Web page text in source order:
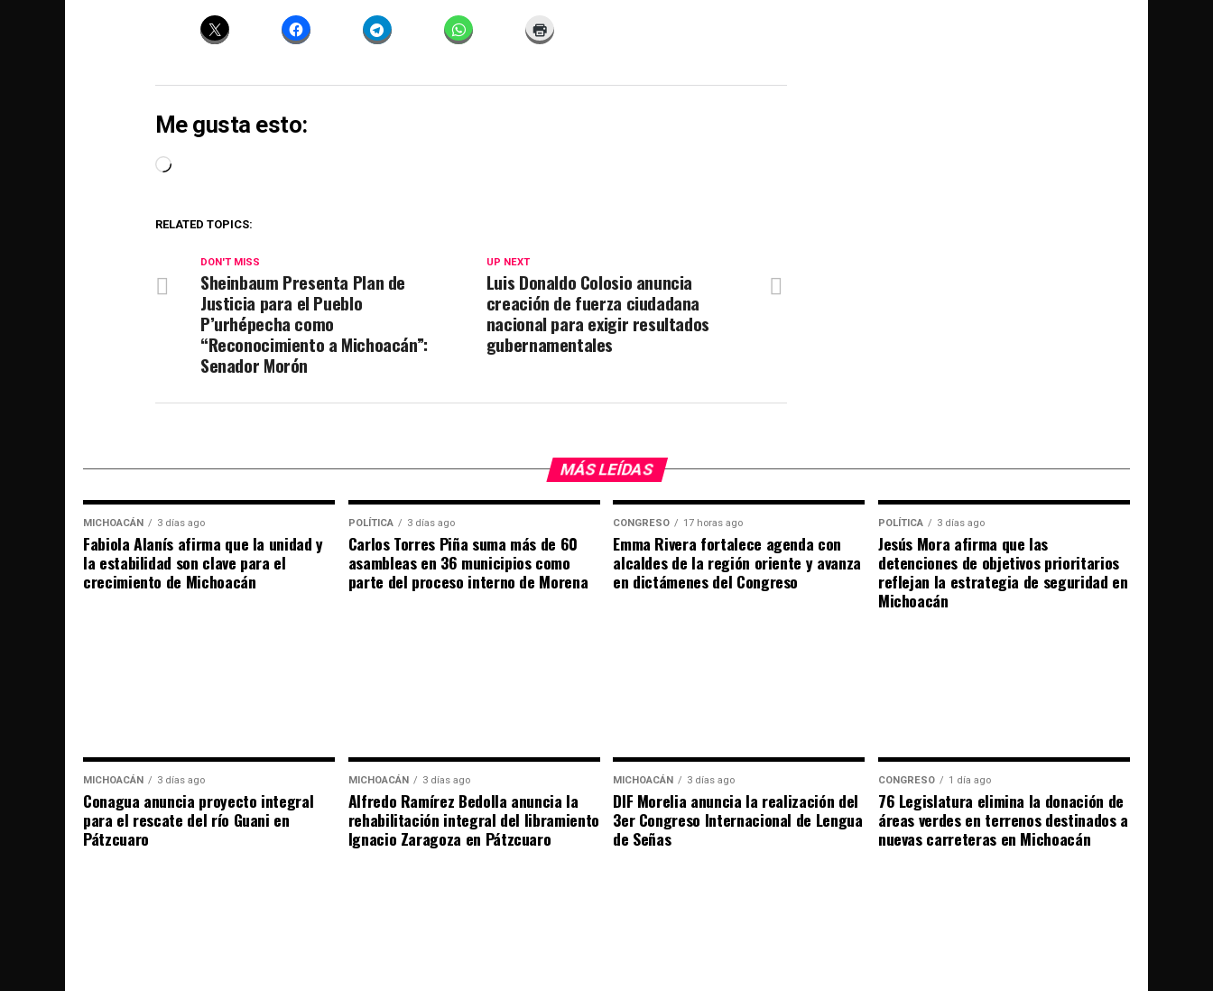
Me gusta esto:
Loading…
RELATED TOPICS:
UP NEXT
Luis Donaldo Colosio anuncia
creación de fuerza ciudadana
nacional para exigir resultados
gubernamentales
DON'T MISS
Sheinbaum Presenta Plan de
Justicia para el Pueblo
P’urhépecha como
“Reconocimiento a Michoacán”:
Senador Morón
MÁS LEÍDAS
MICHOACÁN 3 días ago
Fabiola Alanís afirma que la unidad y
la estabilidad son clave para el
crecimiento de Michoacán
POLÍTICA 3 días ago
Carlos Torres Piña suma más de 60
asambleas en 36 municipios como
parte del proceso interno de Morena
CONGRESO 17 horas ago
Emma Rivera fortalece agenda con
alcaldes de la región oriente y avanza
en dictámenes del Congreso
POLÍTICA 3 días ago
Jesús Mora afirma que las
detenciones de objetivos prioritarios
reflejan la estrategia de seguridad en
Michoacán
MICHOACÁN 3 días ago
Conagua anuncia proyecto integral
para el rescate del río Guani en
Pátzcuaro
MICHOACÁN 3 días ago
Alfredo Ramírez Bedolla anuncia la
rehabilitación integral del libramiento
Ignacio Zaragoza en Pátzcuaro
MICHOACÁN 3 días ago
DIF Morelia anuncia la realización del
3er Congreso Internacional de Lengua
de Señas
CONGRESO 1 día ago
76 Legislatura elimina la donación de
áreas verdes en terrenos destinados a
nuevas carreteras en Michoacán